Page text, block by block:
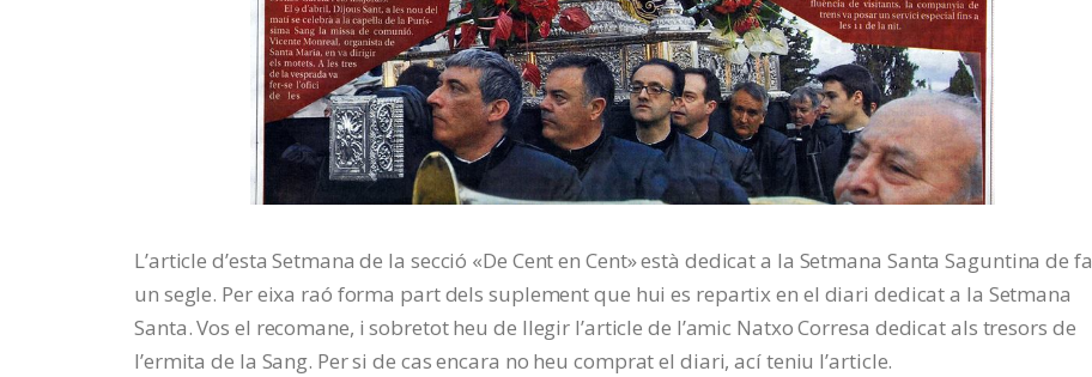
L’article d’esta Setmana de la secció «De Cent en Cent» està dedicat a la Setmana Santa Saguntina de fa
un segle. Per eixa raó forma part dels suplement que hui es repartix en el diari dedicat a la Setmana
Santa. Vos el recomane, i sobretot heu de llegir l’article de l’amic Natxo Corresa dedicat als tresors de
l’ermita de la Sang. Per si de cas encara no heu comprat el diari, ací teniu l’article.